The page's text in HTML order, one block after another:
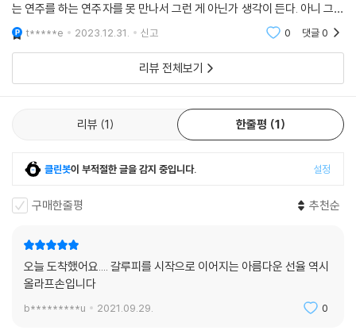
는 연주를 하는 연주자를 못 만나서 그런 게 아닌가 생각이 든다. 아니 그냥
내 생각이 편협하고 음악적 경험이 부족했던 이유도 있겠고. 피아노 칠 때
모차르트든
t*****e 2023.12.31. 신고 0 댓글0
리뷰 전체보기
리뷰 1 한줄평 1
클린봇이 부적절한 글을 감지 중입니다. 설정
구매한줄평 추천순
오늘 도착했어요.... 갈루피를 시작으로 이어지는 아름다운 선율 역시
올라프손입니다
b*********u 2021.09.29. 0